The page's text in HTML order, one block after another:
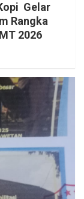
Gelar
Rangka
2026